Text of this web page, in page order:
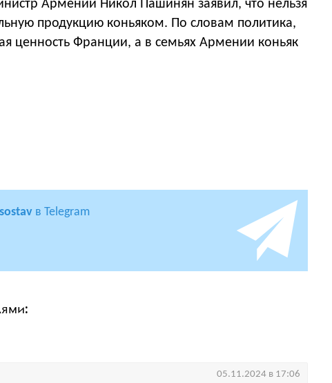
Армении Никол Пашинян заявил, что нельзя
продукцию коньяком. По словам политика,
ценность Франции, а в семьях Армении коньяк
в Telegram
05.11.2024 в 17:06